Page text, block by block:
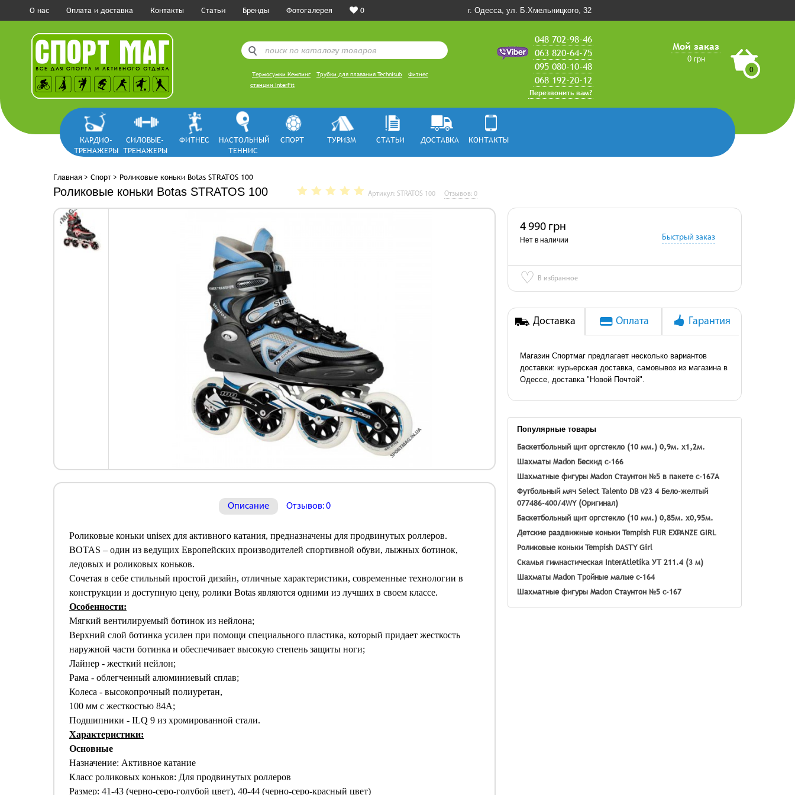
О нас Оплата и доставка Контакты Статьи Бренды Фотогалерея 0 г. Одесса, ул. Б.Хмельницкого, 32
Термосумки Кемпинг Трубки для плавания Technisub
Фитнес
станции InterFit
Мой заказ
0 грн
0
048 702-98-46
063 820-64-75
095 080-10-48
068 192-20-12
Перезвонить вам?
КАРДИО-
ТРЕНАЖЕРЫ
СИЛОВЫЕ-
ТРЕНАЖЕРЫ
ФИТНЕС
НАСТОЛЬНЫЙ
ТЕННИС
СПОРТ ТУРИЗМ СТАТЬИ ДОСТАВКА КОНТАКТЫ
Главная > Спорт > Роликовые коньки Botas STRATOS 100
Роликовые коньки Botas STRATOS 100 Артикул: STRATOS 100 Отзывов: 0
4 990 грн
Нет в наличии Быстрый заказ
♡ В избранное
Доставка Оплата Гарантия
Магазин Спортмаг предлагает несколько вариантов
доставки: курьерская доставка, самовывоз из магазина в
Одессе, доставка "Новой Почтой".
Популярные товары
Баскетбольный щит оргстекло (10 мм.) 0,9м. х1,2м.
Шахматы Madon Бескид c-166
Шахматные фигуры Madon Стаунтон №5 в пакете c-167A
Футбольный мяч Select Talento DB v23 4 Бело-желтый
077486-400/4WY (Оригинал)
Баскетбольный щит оргстекло (10 мм.) 0,85м. х0,95м.
Детские раздвижные коньки Tempish FUR EXPANZE GIRL
Роликовые коньки Tempish DASTY Girl
Скамья гимнастическая InterAtletika УТ 211.4 (3 м)
Шахматы Madon Тройные малые с-164
Шахматные фигуры Madon Стаунтон №5 c-167
Описание Отзывов: 0
Роликовые коньки unisex для активного катания, предназначены для продвинутых роллеров.
BOTAS – один из ведущих Европейских производителей спортивной обуви, лыжных ботинок,
ледовых и роликовых коньков.
Сочетая в себе стильный простой дизайн, отличные характеристики, современные технологии в
конструкции и доступную цену, ролики Botas являются одними из лучших в своем классе.
Особенности:
Мягкий вентилируемый ботинок из нейлона;
Верхний слой ботинка усилен при помощи специального пластика, который придает жесткость
наружной части ботинка и обеспечивает высокую степень защиты ноги;
Лайнер - жесткий нейлон;
Рама - облегченный алюминиевый сплав;
Колеса - высокопрочный полиуретан,
100 мм с жесткостью 84А;
Подшипники - ILQ 9 из хромированной стали.
Характеристики:
Основные
Назначение: Активное катание
Класс роликовых коньков: Для продвинутых роллеров
Размер: 41-43 (черно-серо-голубой цвет), 40-44 (черно-серо-красный цвет)